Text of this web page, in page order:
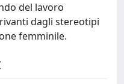
del lavoro
dagli stereotipi
femminile.